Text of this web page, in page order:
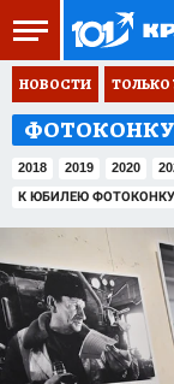
НОВОСТИ ТОЛЬКО
2018 2019 2020
К ЮБИЛЕЮ